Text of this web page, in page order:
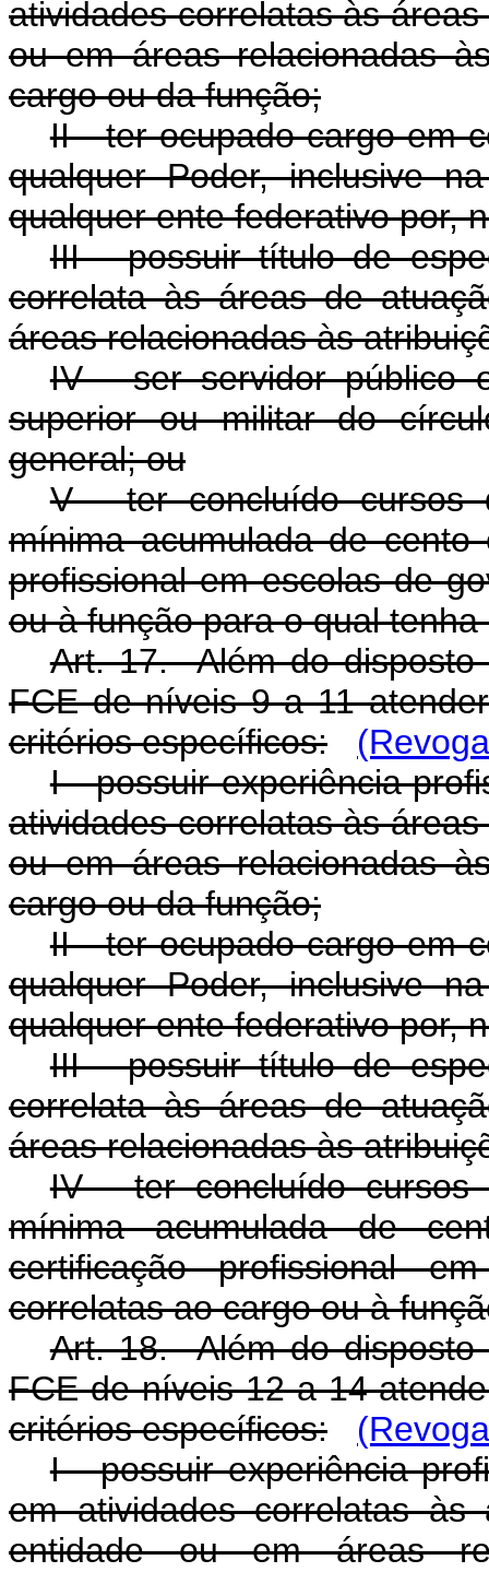
atividades correlatas às
ou em áreas relacionadas
cargo ou da função;
II - ter ocupado cargo em
qualquer Poder, inclusive
qualquer ente federativo por,
III - possuir título de
correlata às áreas de
áreas relacionadas às
IV - ser servidor público
superior ou militar do
general; ou
V - ter concluído cursos
mínima acumulada de
profissional em escolas de
ou à função para o qual
Art. 17. Além do disposto
FCE de níveis 9 a 11
critérios específicos:
I - possuir experiência
atividades correlatas às
ou em áreas relacionadas
cargo ou da função;
II - ter ocupado cargo em
qualquer Poder, inclusive
qualquer ente federativo por,
III - possuir título de
correlata às áreas de
áreas relacionadas às
IV - ter concluído cursos
mínima acumulada de
certificação profissional
correlatas ao cargo ou à
Art. 18. Além do disposto
FCE de níveis 12 a 14
critérios específicos:
I - possuir experiência
em atividades correlatas
entidade ou em áreas